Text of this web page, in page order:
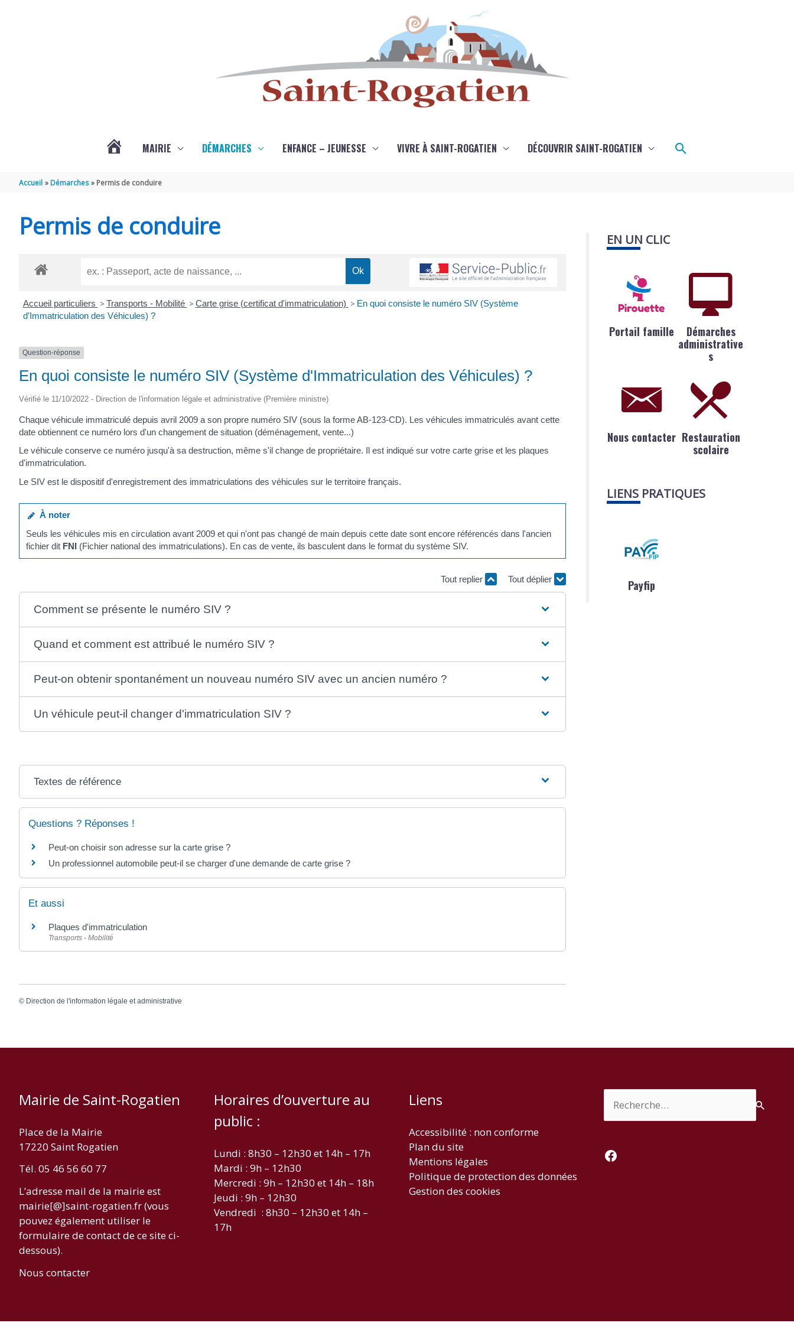
ROGATIEN
MAIRIE DÉMARCHES ENFANCE – JEUNESSE VIVRE À SAINT-ROGATIEN DÉCOUVRIR SAINT-ROGATIEN Rechercher
Accueil Démarches Permis de conduire
Permis de conduire
Accueil particuliers > Transports - Mobilité > Carte grise (certificat d'immatriculation) > En quoi consiste le numéro SIV (Système
d'Immatriculation des Véhicules) ?
Question-réponse
En quoi consiste le numéro SIV (Système d'Immatriculation des Véhicules) ?
Vérifié le 11/10/2022 - Direction de l'information légale et administrative (Première ministre)
Chaque véhicule immatriculé depuis avril 2009 a son propre numéro SIV (sous la forme AB-123-CD). Les véhicules immatriculés avant cette
date obtiennent ce numéro lors d'un changement de situation (déménagement, vente...)
Le véhicule conserve ce numéro jusqu'à sa destruction, même s'il change de propriétaire. Il est indiqué sur votre carte grise et les plaques
d'immatriculation.
Le SIV est le dispositif d'enregistrement des immatriculations des véhicules sur le territoire français.
À noter
Seuls les véhicules mis en circulation avant 2009 et qui n'ont pas changé de main depuis cette date sont encore référencés dans l'ancien
fichier dit FNI (Fichier national des immatriculations). En cas de vente, ils basculent dans le format du système SIV.
Tout replier Tout déplier
Comment se présente le numéro SIV ?
Quand et comment est attribué le numéro SIV ?
Peut-on obtenir spontanément un nouveau numéro SIV avec un ancien numéro ?
Un véhicule peut-il changer d'immatriculation SIV ?
Textes de référence
Questions ? Réponses !
Peut-on choisir son adresse sur la carte grise ?
Un professionnel automobile peut-il se charger d'une demande de carte grise ?
Et aussi
Plaques d'immatriculation
Transports - Mobilité
© Direction de l'information légale et administrative
EN UN CLIC
Portail famille
Démarches
administrative
s
Nous contacter Restauration
scolaire
LIENS PRATIQUES
Payfip
Mairie de Saint-Rogatien
Place de la Mairie
17220 Saint Rogatien
Tél. 05 46 56 60 77
L’adresse mail de la mairie est
mairie[@]saint-rogatien.fr (vous
pouvez également utiliser le
formulaire de contact de ce site ci-
dessous).
Nous contacter
Horaires d’ouverture au
public :
Lundi : 8h30 – 12h30 et 14h – 17h
Mardi : 9h – 12h30
Mercredi : 9h – 12h30 et 14h – 18h
Jeudi : 9h – 12h30
Vendredi : 8h30 – 12h30 et 14h –
17h
Liens
Accessibilité : non conforme
Plan du site
Mentions légales
Politique de protection des données
Gestion des cookies
Facebook